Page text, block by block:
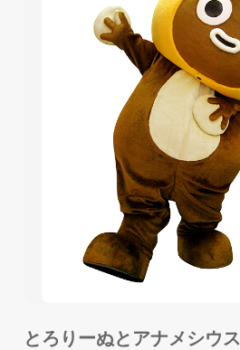
とろりーぬとアナメシウス